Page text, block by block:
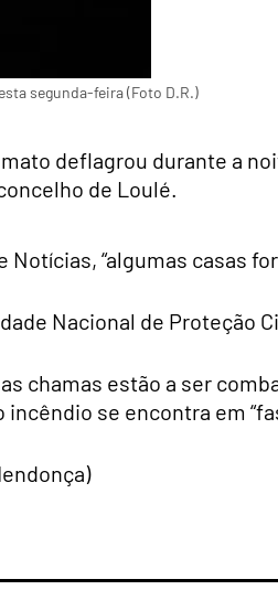
segunda-feira (Foto D.R.)
deflagrou durante a
de Loulé.
“algumas casas
Nacional de Proteção
chamas estão a ser
se encontra em